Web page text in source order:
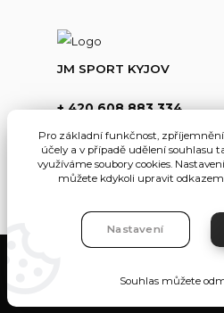
JM SPORT KYJOV
+ 420 608 883 334
Pro základní funkčnost,
účely a v případě udělení souhlasu
využíváme soubory cookies.
můžete kdykoli upravit
Nastavení
Souhlas můžete